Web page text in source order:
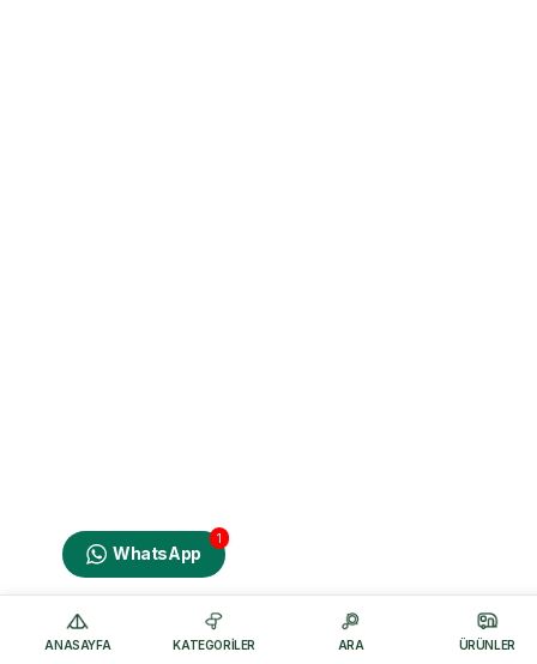
WhatsApp
1
ANASAYFA KATEGORILER ARA ÜRÜNLER